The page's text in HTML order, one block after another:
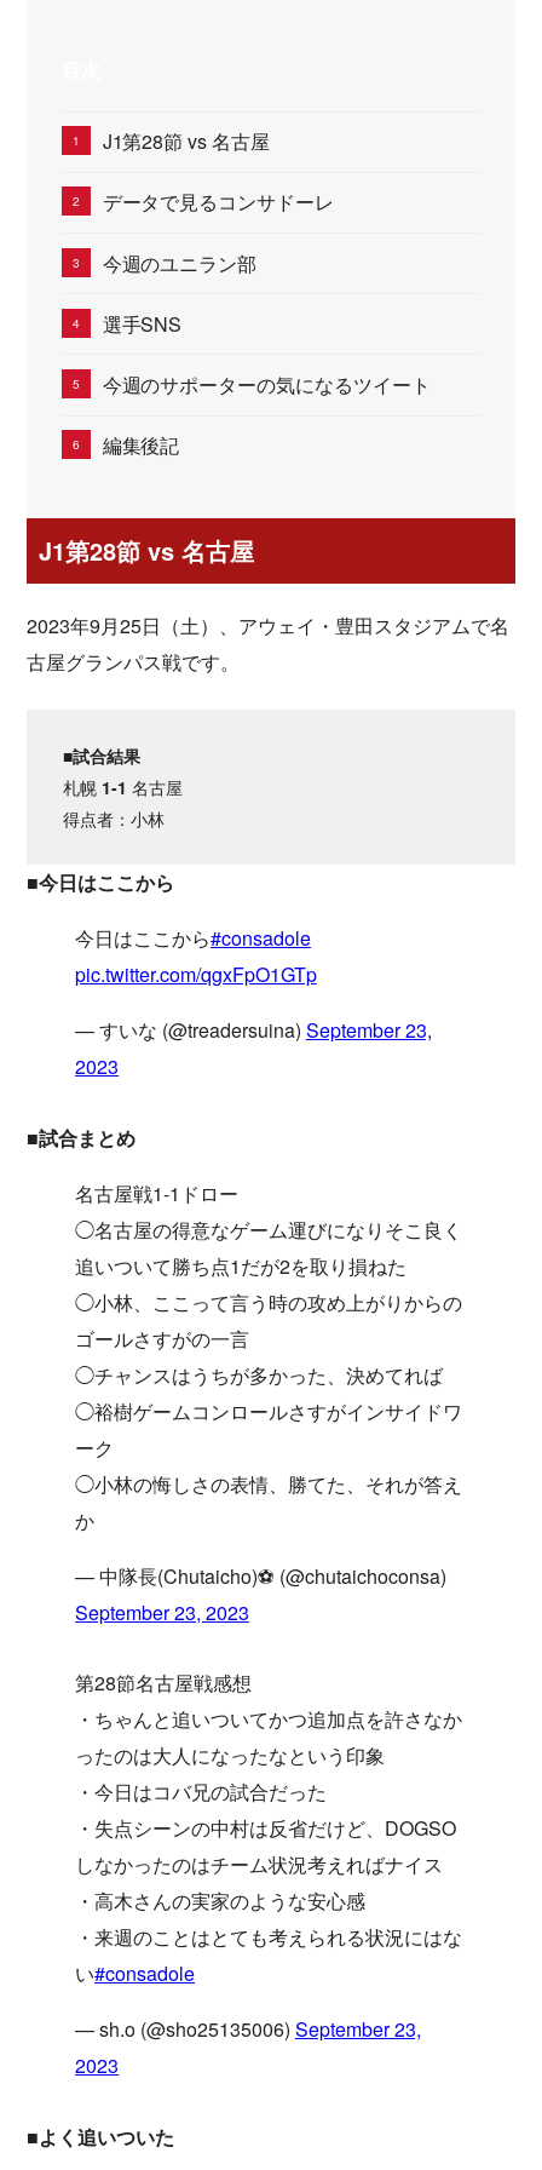
J1第28節 vs 名古屋
データで見るコンサドーレ
今週のユニラン部
選手SNS
今週のサポーターの気になるツイート
編集後記
J1第28節 vs 名古屋
2023年9月25日（土）、アウェイ・豊田スタジアムで名
古屋グランパス戦です。
■試合結果
札幌 1-1 名古屋
得点者：小林
■今日はここから
今日はここから#consadole
pic.twitter.com/qgxFpO1GTp
— すいな (@treadersuina) September 23,
2023
■試合まとめ
名古屋戦1-1ドロー
◯名古屋の得意なゲーム運びになりそこ良く
追いついて勝ち点1だが2を取り損ねた
◯小林、ここって言う時の攻め上がりからの
ゴールさすがの一言
◯チャンスはうちが多かった、決めてれば
◯裕樹ゲームコンロールさすがインサイドワ
ーク
◯小林の悔しさの表情、勝てた、それが答え
か
— 中隊長(Chutaicho)⚽️ (@chutaichoconsa)
September 23, 2023
第28節名古屋戦感想
・ちゃんと追いついてかつ追加点を許さなか
ったのは大人になったなという印象
・今日はコバ兄の試合だった
・失点シーンの中村は反省だけど、DOGSO
しなかったのはチーム状況考えればナイス
・高木さんの実家のような安心感
・来週のことはとても考えられる状況にはな
い#consadole
— sh.o (@sho25135006) September 23,
2023
■よく追いついた